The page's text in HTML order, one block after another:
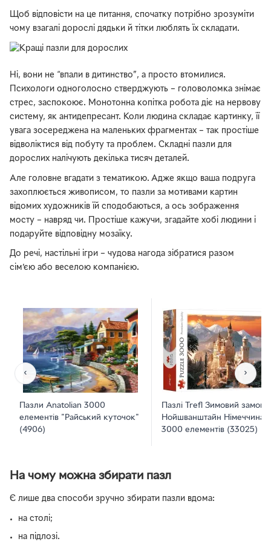
Щоб відповісти на це питання, спочатку потрібно зрозуміти
чому взагалі дорослі дядьки й тітки люблять їх складати.
Ні, вони не “впали в дитинство”, а просто втомилися.
Психологи одноголосно стверджують – головоломка знімає
стрес, заспокоює. Монотонна копітка робота діє на нервову
систему, як антидепресант. Коли людина складає картинку, її
увага зосереджена на маленьких фрагментах – так простіше
відволіктися від побуту та проблем. Складні пазли для
дорослих налічують декілька тисяч деталей.
Але головне вгадати з тематикою. Адже якщо ваша подруга
захоплюється живописом, то пазли за мотивами картин
відомих художників їй сподобаються, а ось зображення
мосту – навряд чи. Простіше кажучи, згадайте хобі людини і
подаруйте відповідну мозаїку.
До речі, настільні ігри – чудова нагода зібратися разом
сім’єю або веселою компанією.
‹
Пазли Anatolian 3000
елементів "Райський куточок"
(4906)
Пазлі Trefl Зимовий замок
Нойшванштайн Німеччина
3000 елементів (33025)
›
На чому можна збирати пазл
Є лише два способи зручно збирати пазли вдома:
на столі;
на підлозі.